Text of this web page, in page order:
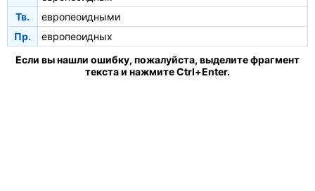
Тв.
европеоидными
Пр.
европеоидных
Если вы нашли ошибку, пожалуйста, выделите фрагмент
текста и нажмите Ctrl+Enter.